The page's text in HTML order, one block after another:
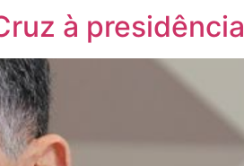
à presidência